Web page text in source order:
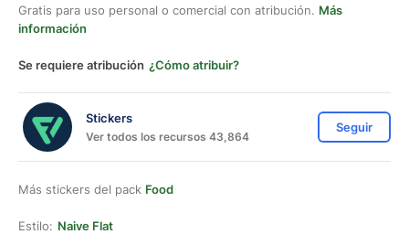
Gratis para uso personal o comercial con atribución. Más
información
Se requiere atribución ¿Cómo atribuir?
Stickers
Ver todos los recursos 43,864
Seguir
Más stickers del pack Food
Estilo: Naive Flat